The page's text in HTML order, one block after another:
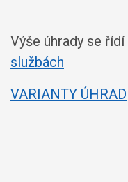
Výše úhrady se řídí
službách
VARIANTY ÚHRAD